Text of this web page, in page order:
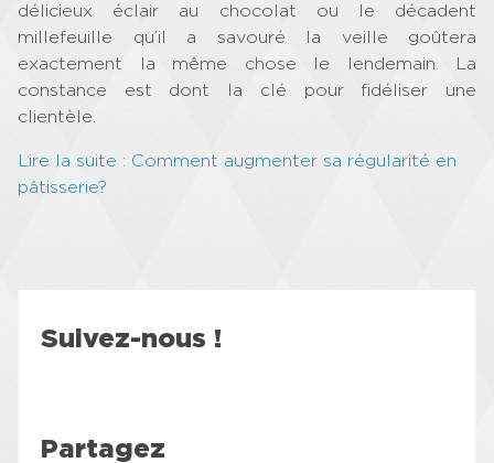
délicieux éclair au chocolat ou le décadent
millefeuille qu’il a savouré la veille goûtera
exactement la même chose le lendemain. La
constance est dont la clé pour fidéliser une
clientèle.
Lire la suite : Comment augmenter sa régularité en
pâtisserie?
Suivez-nous !
Partagez